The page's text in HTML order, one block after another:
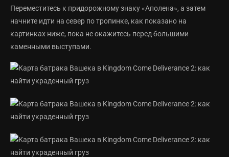
Переместитесь к придорожному знаку «Аполена», а затем
начните идти на север по тропинке, как показано на
картинках ниже, пока не окажитесь перед большими
каменными выступами.